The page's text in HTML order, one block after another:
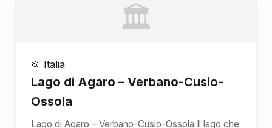
🏛️
📂 Italia
Lago di Agaro – Verbano-Cusio-
Ossola
Lago di Agaro – Verbano-Cusio-Ossola Il lago che